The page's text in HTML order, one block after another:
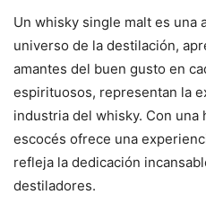
Un whisky single malt es una
universo de la destilación,
amantes del buen gusto en
espirituosos, representan la
industria del whisky. Con
escocés ofrece una
refleja la dedicación
destiladores.